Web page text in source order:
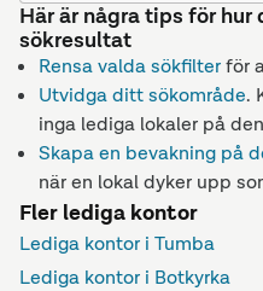
Här är några tips för
sökresultat
Rensa valda sökfilterför
Utvidga ditt sökområde.
inga lediga lokaler på
Skapa en bevakning på
när en lokal dyker upp
Fler lediga kontor
Lediga kontor i Tumba
Lediga kontor i Botkyrka